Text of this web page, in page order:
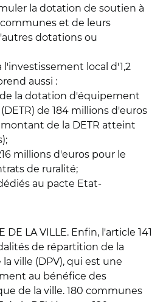
la dotation de soutien à
et de leurs
dotations ou
local d'1,2
aussi :
la dotation d'équipement
de 184 millions d'euros
montant de la DETR atteint
millions d'euros pour le
de ruralité;
au pacte Etat-
DE LA VILLE. Enfin, l'article 141
de répartition de la
ville (DPV), qui est une
au bénéfice des
de la ville. 180 communes